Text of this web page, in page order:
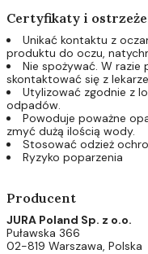
Certyfikaty i
Unikać kontaktu z
produktu do oczu,
Nie spożywać. W razie
skontaktować się z
Utylizować zgodnie z
odpadów.
Powoduje poważne
zmyć dużą ilością wody.
Stosować odzież
Ryzyko poparzenia
Producent
JURA Poland Sp. z o.o.
Puławska 366
02-819 Warszawa, Polska